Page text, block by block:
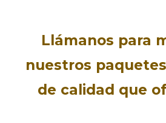
Llámanos para
nuestros
de calidad que